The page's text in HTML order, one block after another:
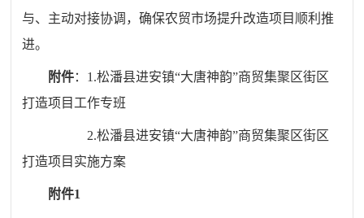
与、主动对接协调，确保农贸市场提升改造项目顺利推
进。
附件：1.松潘县进安镇“大唐神韵”商贸集聚区街区
打造项目工作专班
2.松潘县进安镇“大唐神韵”商贸集聚区街区
打造项目实施方案
附件1